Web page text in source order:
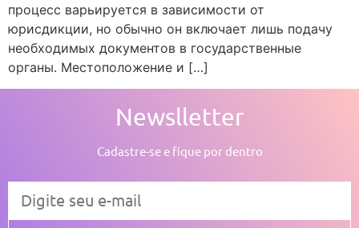
процесс варьируется в зависимости от
юрисдикции, но обычно он включает лишь подачу
необходимых документов в государственные
органы. Местоположение и […]
Newslletter
Cadastre-se e fique por dentro